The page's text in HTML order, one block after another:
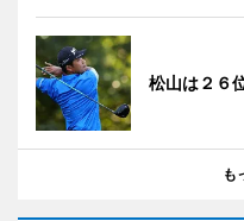
松山は２６
も